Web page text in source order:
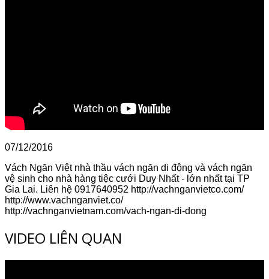
07/12/2016
Vách Ngăn Việt nhà thầu vách ngăn di động và vách ngăn
vệ sinh cho nhà hàng tiệc cưới Duy Nhất - lớn nhất tại TP
Gia Lai. Liên hệ 0917640952 http://vachnganvietco.com/
http://www.vachnganviet.co/
http://vachnganvietnam.com/vach-ngan-di-dong
VIDEO LIÊN QUAN